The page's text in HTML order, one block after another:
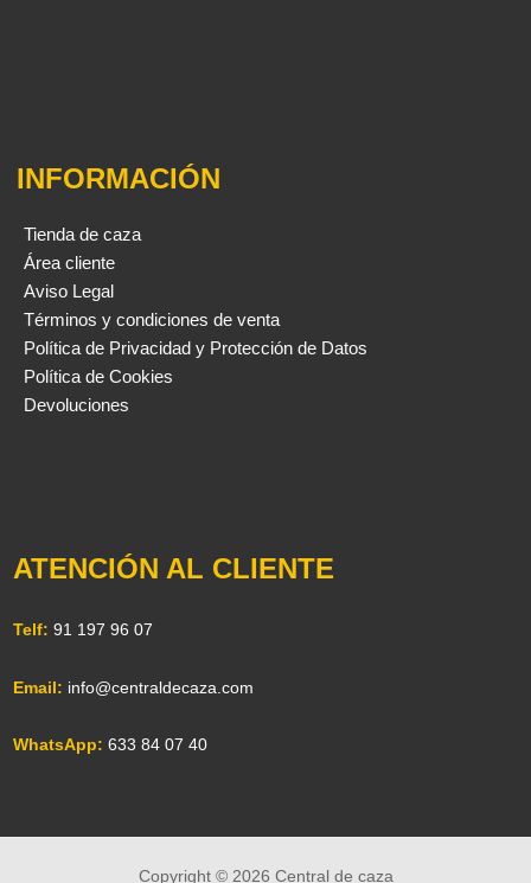
INFORMACIÓN
Tienda de caza
Área cliente
Aviso Legal
Términos y condiciones de venta
Política de Privacidad y Protección de Datos
Política de Cookies
Devoluciones
ATENCIÓN AL CLIENTE
Telf: 91 197 96 07
Email: info@centraldecaza.com
WhatsApp: 633 84 07 40
Copyright © 2026 Central de caza